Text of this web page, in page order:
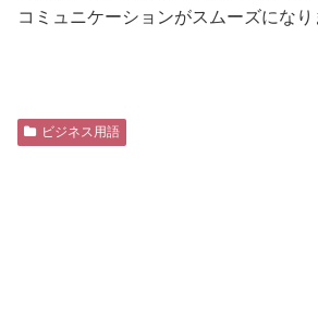
コミュニケーションがスムーズになり
ビジネス用語